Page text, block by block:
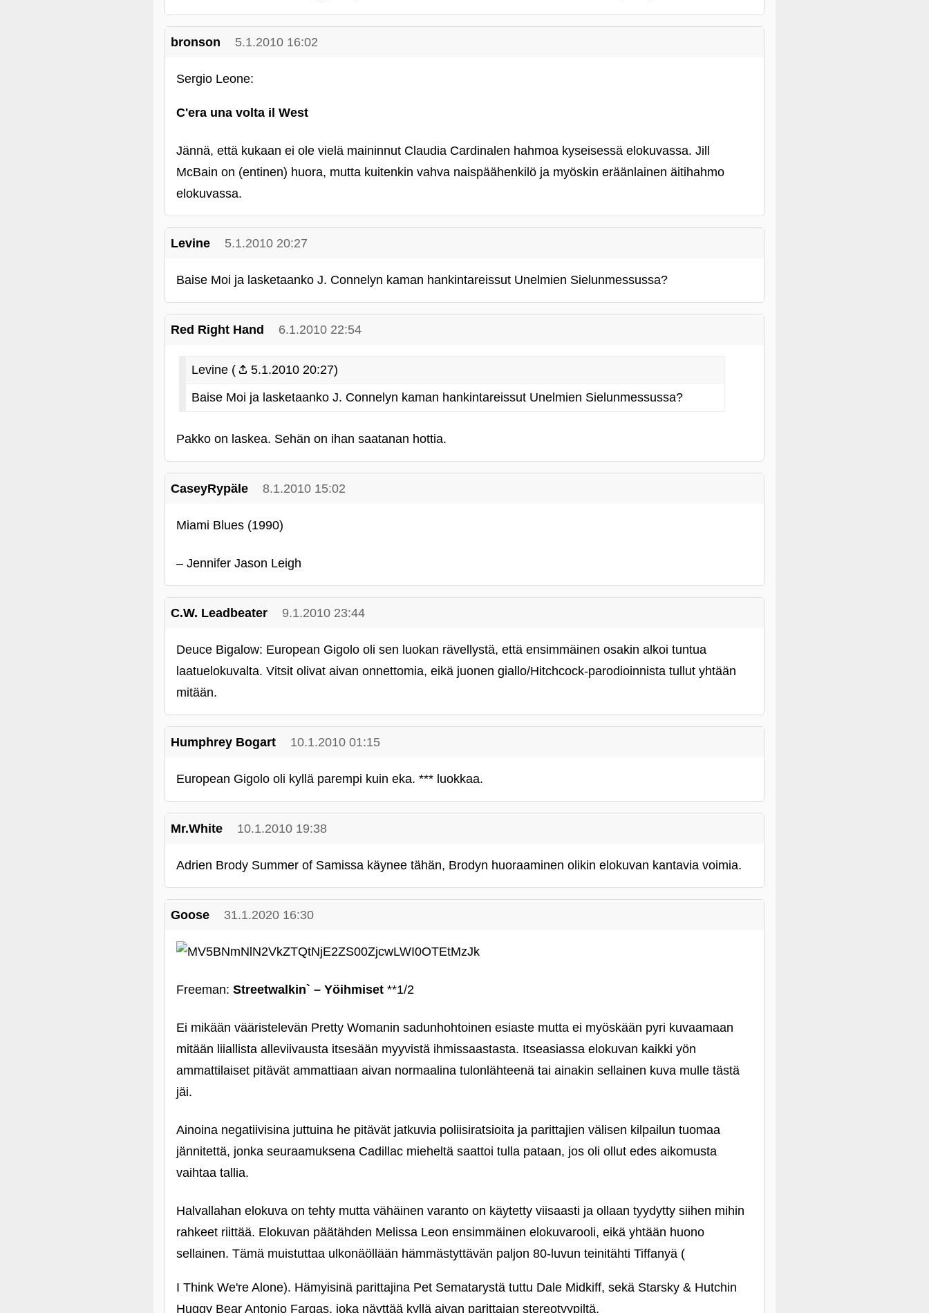
bronson 5.1.2010 16:02
Sergio Leone:
C'era una volta il West
Jännä, että kukaan ei ole vielä maininnut Claudia Cardinalen hahmoa kyseisessä elokuvassa. Jill
McBain on (entinen) huora, mutta kuitenkin vahva naispäähenkilö ja myöskin eräänlainen äitihahmo
elokuvassa.
Levine 5.1.2010 20:27
Baise Moi ja lasketaanko J. Connelyn kaman hankintareissut Unelmien Sielunmessussa?
Red Right Hand 6.1.2010 22:54
Levine (
5.1.2010 20:27)
Baise Moi ja lasketaanko J. Connelyn kaman hankintareissut Unelmien Sielunmessussa?
Pakko on laskea. Sehän on ihan saatanan hottia.
CaseyRypäle 8.1.2010 15:02
Miami Blues (1990)
– Jennifer Jason Leigh
C.W. Leadbeater 9.1.2010 23:44
Deuce Bigalow: European Gigolo oli sen luokan rävellystä, että ensimmäinen osakin alkoi tuntua
laatuelokuvalta. Vitsit olivat aivan onnettomia, eikä juonen giallo/Hitchcock-parodioinnista tullut yhtään
mitään.
Humphrey Bogart 10.1.2010 01:15
European Gigolo oli kyllä parempi kuin eka. *** luokkaa.
Mr.White 10.1.2010 19:38
Adrien Brody Summer of Samissa käynee tähän, Brodyn huoraaminen olikin elokuvan kantavia voimia.
Goose 31.1.2020 16:30
Freeman: Streetwalkin` – Yöihmiset **1/2
Ei mikään vääristelevän Pretty Womanin sadunhohtoinen esiaste mutta ei myöskään pyri kuvaamaan
mitään liiallista alleviivausta itsesään myyvistä ihmissaastasta. Itseasiassa elokuvan kaikki yön
ammattilaiset pitävät ammattiaan aivan normaalina tulonlähteenä tai ainakin sellainen kuva mulle tästä
jäi.
Ainoina negatiivisina juttuina he pitävät jatkuvia poliisiratsioita ja parittajien välisen kilpailun tuomaa
jännitettä, jonka seuraamuksena Cadillac mieheltä saattoi tulla pataan, jos oli ollut edes aikomusta
vaihtaa tallia.
Halvallahan elokuva on tehty mutta vähäinen varanto on käytetty viisaasti ja ollaan tyydytty siihen mihin
rahkeet riittää. Elokuvan päätähden Melissa Leon ensimmäinen elokuvarooli, eikä yhtään huono
sellainen. Tämä muistuttaa ulkonäöllään hämmästyttävän paljon 80-luvun teinitähti Tiffanyä (
I Think We're Alone). Hämyisinä parittajina Pet Sematarystä tuttu Dale Midkiff, sekä Starsky & Hutchin
Huggy Bear Antonio Fargas, joka näyttää kyllä aivan parittajan stereotyypiltä.